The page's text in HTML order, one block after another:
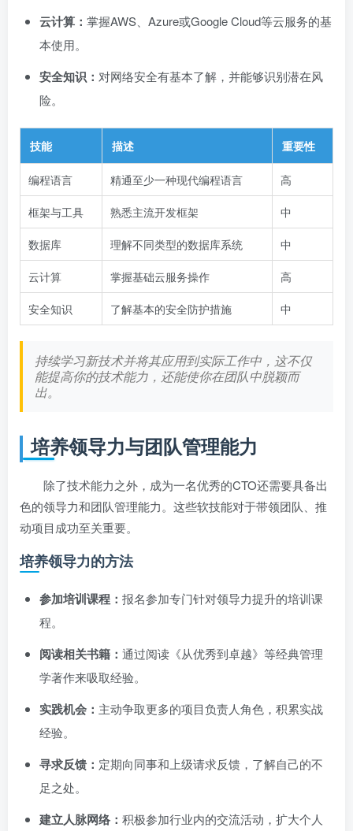
云计算： 掌握AWS、Azure或Google Cloud等云服务的基
本使用。
安全知识： 对网络安全有基本了解，并能够识别潜在风
险。
技能 描述 重要性
编程语言 精通至少一种现代编程语言 高
框架与工具 熟悉主流开发框架 中
数据库 理解不同类型的数据库系统 中
云计算 掌握基础云服务操作 高
安全知识 了解基本的安全防护措施 中
持续学习新技术并将其应用到实际工作中，这不仅
能提高你的技术能力，还能使你在团队中脱颖而
出。
培养领导力与团队管理能力
除了技术能力之外，成为一名优秀的CTO还需要具备出
色的领导力和团队管理能力。这些软技能对于带领团队、推
动项目成功至关重要。
培养领导力的方法
参加培训课程： 报名参加专门针对领导力提升的培训课
程。
阅读相关书籍： 通过阅读《从优秀到卓越》等经典管理
学著作来吸取经验。
实践机会： 主动争取更多的项目负责人角色，积累实战
经验。
寻求反馈： 定期向同事和上级请求反馈，了解自己的不
足之处。
建立人脉网络： 积极参加行业内的交流活动，扩大个人